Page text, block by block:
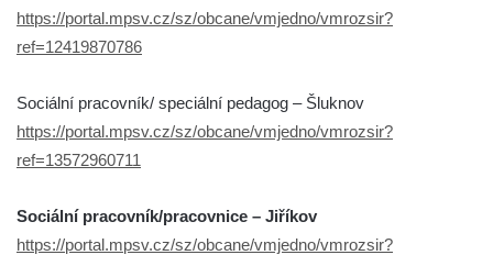
https://portal.mpsv.cz/sz/obcane/vmjedno/vmrozsir?
ref=12419870786
Sociální pracovník/ speciální pedagog – Šluknov
https://portal.mpsv.cz/sz/obcane/vmjedno/vmrozsir?
ref=13572960711
Sociální pracovník/pracovnice – Jiříkov
https://portal.mpsv.cz/sz/obcane/vmjedno/vmrozsir?